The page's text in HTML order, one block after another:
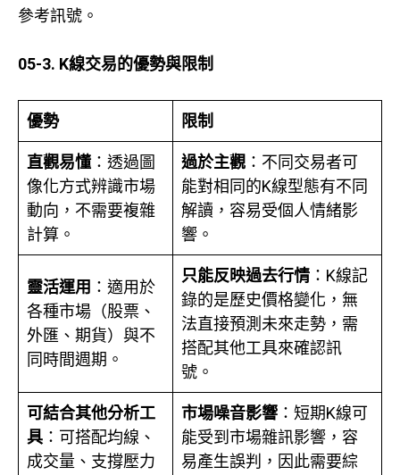
參考訊號。
05-3. K線交易的優勢與限制
優勢 限制
直觀易懂 ：透過圖
像化方式辨識市場
動向，不需要複雜
計算。
過於主觀 ：不同交易者可
能對相同的K線型態有不同
解讀，容易受個人情緒影
響。
靈活運用 ：適用於
各種市場（股票、
外匯、期貨）與不
同時間週期。
只能反映過去行情 ：K線記
錄的是歷史價格變化，無
法直接預測未來走勢，需
搭配其他工具來確認訊
號。
可結合其他分析工
具 ：可搭配均線、
成交量、支撐壓力
市場噪音影響 ：短期K線可
能受到市場雜訊影響，容
易產生誤判，因此需要綜